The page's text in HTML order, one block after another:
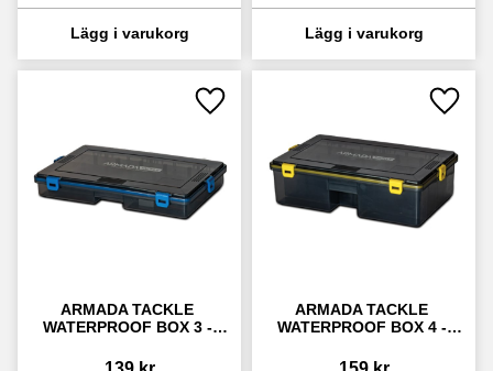
ARMADA TACKLE
WATERPROOF BOX 3 -
Lägg till i favoriter
ARMADA TACKLE
WATERPROOF BOX 4 -
Lägg